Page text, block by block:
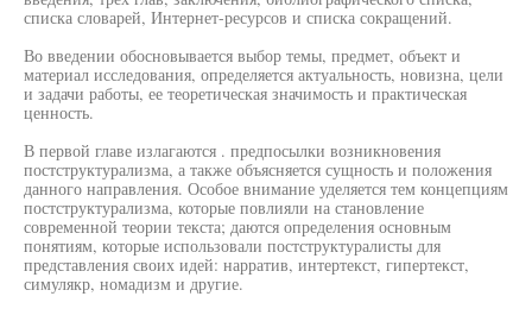
списка словарей, Интернет-ресурсов и списка сокращений.
Во введении обосновывается выбор темы, предмет, объект и
материал исследования, определяется актуальность, новизна, цели
и задачи работы, ее теоретическая значимость и практическая
ценность.
В первой главе излагаются . предпосылки возникновения
постструктурализма, а также объясняется сущность и положения
данного направления. Особое внимание уделяется тем концепциям
постструктурализма, которые повлияли на становление
современной теории текста; даются определения основным
понятиям, которые использовали постструктуралисты для
представления своих идей: нарратив, интертекст, гипертекст,
симулякр, номадизм и другие.